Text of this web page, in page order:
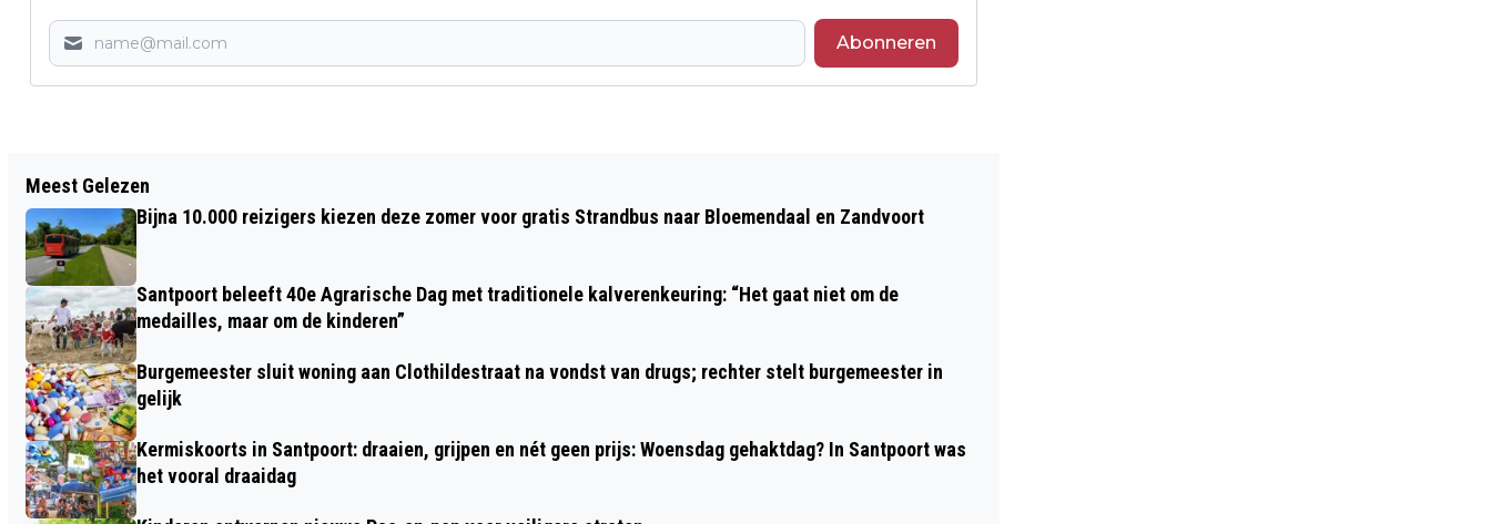
Abonneren
MEERDERE STRANDHUISJES VERWOEST
DOOR UITSLAANDE BRAND OP STRAND
VELSEN-NOORD
VLINDERS TELLEN
Meest Gelezen
Bijna 10.000 reizigers kiezen deze zomer voor gratis Strandbus naar Bloemendaal en Zandvoort
Santpoort beleeft 40e Agrarische Dag met traditionele kalverenkeuring: “Het gaat niet om de
medailles, maar om de kinderen”
Burgemeester sluit woning aan Clothildestraat na vondst van drugs; rechter stelt burgemeester in
gelijk
Kermiskoorts in Santpoort: draaien, grijpen en nét geen prijs: Woensdag gehaktdag? In Santpoort was
het vooral draaidag